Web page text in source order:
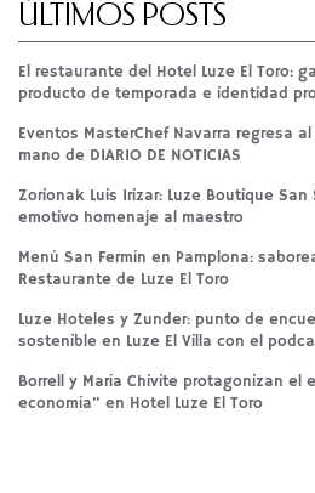
ÚLTIMOS POSTS
El restaurante del Hotel Luze El Toro:
producto de temporada e identidad
Eventos MasterChef Navarra regresa
mano de DIARIO DE NOTICIAS
Zorionak Luis Irizar: Luze Boutique
emotivo homenaje al maestro
Menú San Fermín en Pamplona:
Restaurante de Luze El Toro
Luze Hoteles y Zunder: punto de
sostenible en Luze El Villa con el
Borrell y María Chivite protagonizan el
economía” en Hotel Luze El Toro